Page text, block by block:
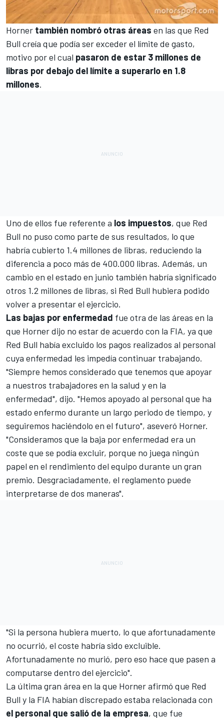
Horner también nombró otras áreas en las que Red
Bull creía que podía ser exceder el límite de gasto,
motivo por el cual pasaron de estar 3 millones de
libras por debajo del límite a superarlo en 1.8
millones.
Uno de ellos fue referente a los impuestos, que Red
Bull no puso como parte de sus resultados, lo que
habría cubierto 1.4 millones de libras, reduciendo la
diferencia a poco más de 400.000 libras. Además, un
cambio en el estado en junio también habría significado
otros 1.2 millones de libras, si Red Bull hubiera podido
volver a presentar el ejercicio.
Las bajas por enfermedad fue otra de las áreas en la
que Horner dijo no estar de acuerdo con la FIA, ya que
Red Bull había excluido los pagos realizados al personal
cuya enfermedad les impedía continuar trabajando.
"Siempre hemos considerado que tenemos que apoyar
a nuestros trabajadores en la salud y en la
enfermedad", dijo. "Hemos apoyado al personal que ha
estado enfermo durante un largo periodo de tiempo, y
seguiremos haciéndolo en el futuro", aseveró Horner.
"Consideramos que la baja por enfermedad era un
coste que se podía excluir, porque no juega ningún
papel en el rendimiento del equipo durante un gran
premio. Desgraciadamente, el reglamento puede
interpretarse de dos maneras".
"Si la persona hubiera muerto, lo que afortunadamente
no ocurrió, el coste habría sido excluible.
Afortunadamente no murió, pero eso hace que pasen a
computarse dentro del ejercicio".
La última gran área en la que Horner afirmó que Red
Bull y la FIA habían discrepado estaba relacionada con
el personal que salió de la empresa, que fue